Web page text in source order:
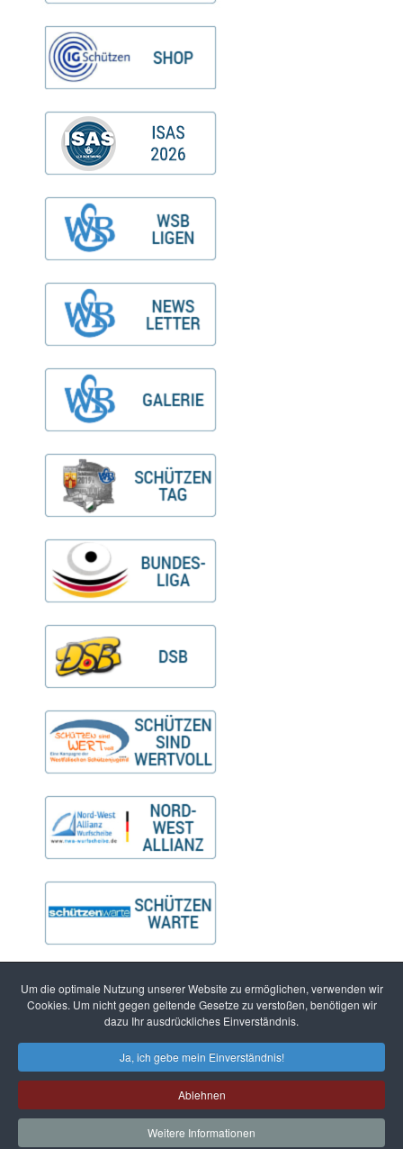
Um die optimale Nutzung unserer Website zu ermöglichen, verwenden wir
Cookies. Um nicht gegen geltende Gesetze zu verstoßen, benötigen wir
dazu Ihr ausdrückliches Einverständnis.
Ja, ich gebe mein Einverständnis!
Ablehnen
Weitere Informationen
© 2026 Westfälischer Schützenbund 1861 e.V.
Kontakt
Impressum